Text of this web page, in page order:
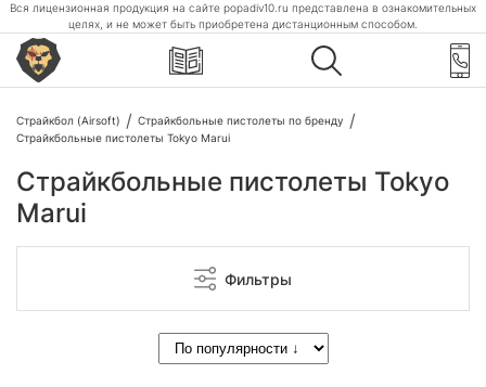
Вся лицензионная продукция на сайте popadiv10.ru представлена в ознакомительных
целях, и не может быть приобретена дистанционным способом.
Страйкбол (Airsoft)
Страйкбольные пистолеты по бренду
Страйкбольные пистолеты Tokyo Marui
Страйкбольные пистолеты Tokyo
Marui
Фильтры